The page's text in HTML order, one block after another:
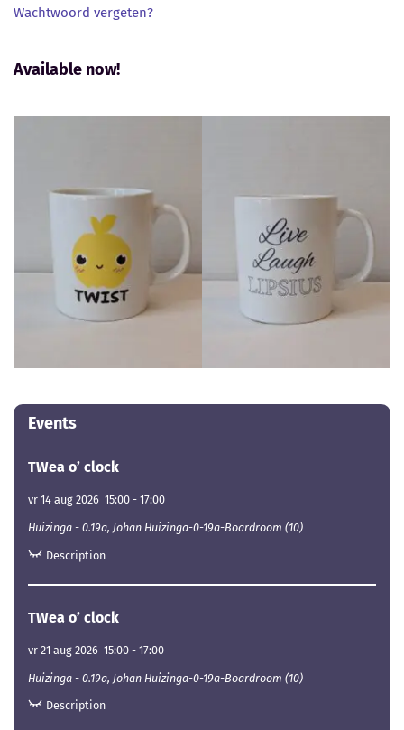
Wachtwoord vergeten?
Available now!
Events
TWea o’ clock
vr 14 aug 2026 15:00 - 17:00
Huizinga - 0.19a, Johan Huizinga-0-19a-Boardroom (10)
Description
TWea o’ clock
vr 21 aug 2026 15:00 - 17:00
Huizinga - 0.19a, Johan Huizinga-0-19a-Boardroom (10)
Description